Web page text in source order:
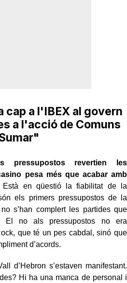
cap a l'IBEX al govern
a l'acció de Comuns
pressupostos revertien les
pesa més que acabar amb
Està en qüestió la fiabilitat de la
els primers pressupostos de la
s’han complert les partides que
El no als pressupostos no era
que té un pes cabdal, sinó que
d’acords.
d’Hebron s’estaven manifestant.
Hi ha una manca de personal i